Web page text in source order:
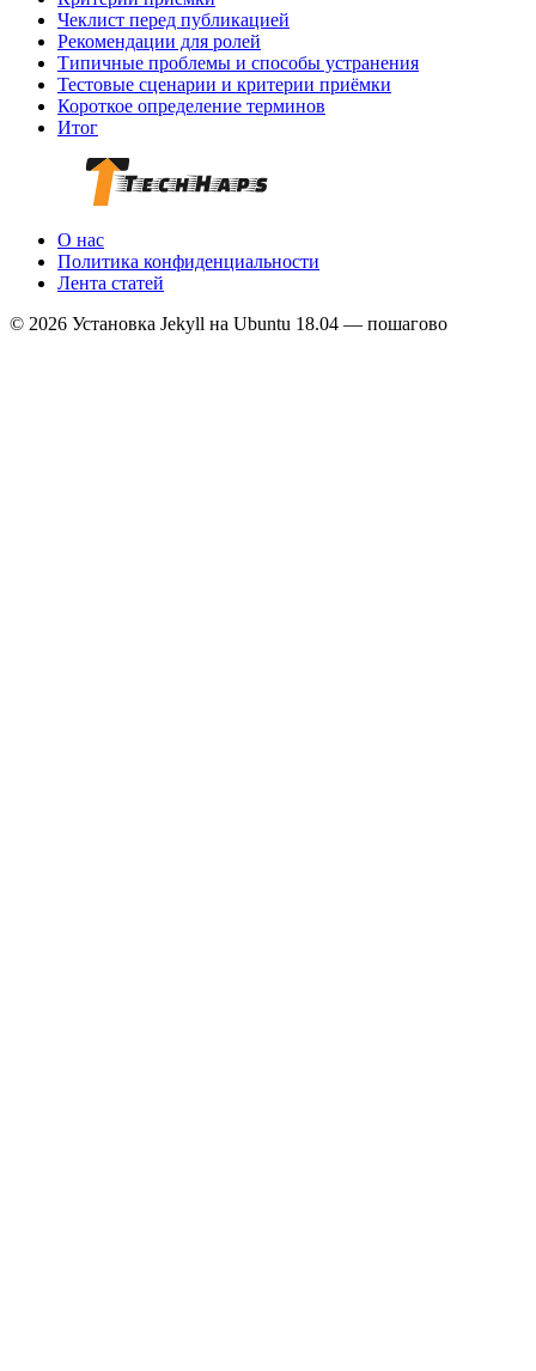
Чеклист перед публикацией
Рекомендации для ролей
Типичные проблемы и способы устранения
Тестовые сценарии и критерии приёмки
Короткое определение терминов
Итог
О нас
Политика конфиденциальности
Лента статей
© 2026 Установка Jekyll на Ubuntu 18.04 — пошагово